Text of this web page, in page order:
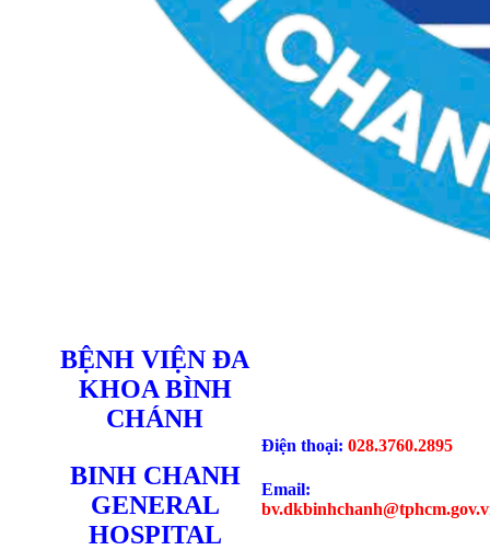
BỆNH VIỆN ĐA
KHOA BÌNH
CHÁNH
BINH CHANH
GENERAL
HOSPITAL
Điện thoại: 028.3760.2895
Email: